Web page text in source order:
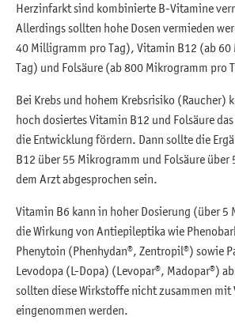
Herzinfarkt sind kombinierte B-Vitamine
Allerdings sollten hohe Dosen vermieden
40 Milligramm pro Tag), Vitamin B12 (ab
Tag) und Folsäure (ab 800 Mikrogramm pro
Bei Krebs und hohem Krebsrisiko (Raucher)
hoch dosiertes Vitamin B12 und Folsäure
die Entwicklung fördern. Dann sollte die
B12 über 55 Mikrogramm und Folsäure
dem Arzt abgesprochen sein.
Vitamin B6 kann in hoher Dosierung (über 5
die Wirkung von Antiepileptika wie
Phenytoin (Phenhydan®, Zentropil®) sowie
Levodopa (L-Dopa) (Levopar®, Madopar®)
sollten diese Wirkstoffe nicht zusammen mit
eingenommen werden.